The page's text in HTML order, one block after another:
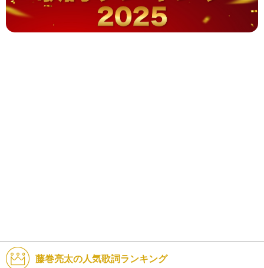
藤巻亮太の人気歌詞ランキング